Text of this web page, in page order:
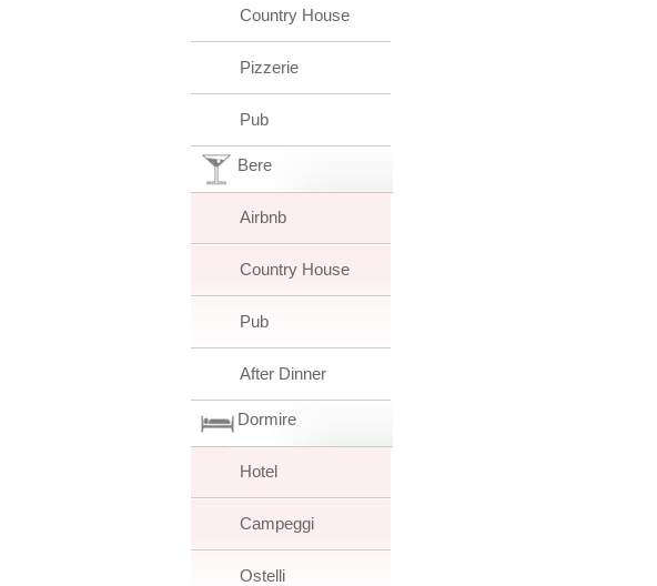
Country House
Pizzerie
Pub
Bere
Airbnb
Country House
Pub
After Dinner
Dormire
Hotel
Campeggi
Ostelli